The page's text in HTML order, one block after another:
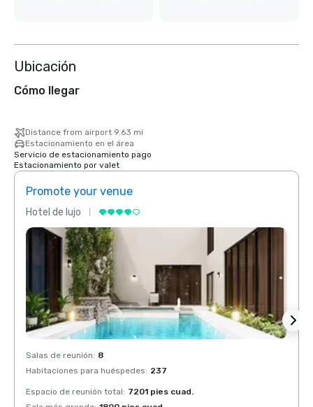
Ubicación
Cómo llegar
Distance from airport 9.63 mi
Estacionamiento en el área
Servicio de estacionamiento pago
Estacionamiento por valet
Promote your venue
Hotel de lujo
Salas de reunión: 8
Habitaciones para huéspedes: 237
Espacio de reunión total: 7201 pies cuad.